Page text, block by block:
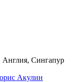
Сингапур
Акулин